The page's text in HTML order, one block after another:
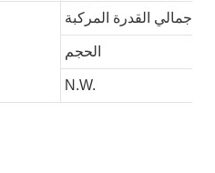
إجمالي القدرة المركبة
الحجم
N.W.